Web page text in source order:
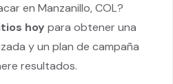
en Manzanillo, COL?
hoy para obtener una
y un plan de campaña
resultados.